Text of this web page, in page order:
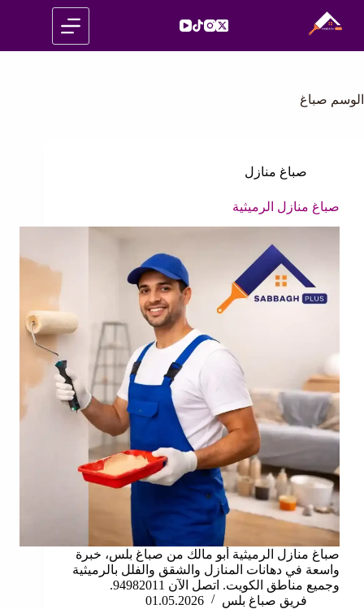
الوسم صباغ
صباغ منازل
صباغ منازل الرميثية
صباغ منازل الرميثية أبو مالك من صباغ بلس، خبرة
واسعة في دهانات المنازل والشقق والفلل بالرميثية
وجميع مناطق الكويت. اتصل الآن 94982011.
فريق صباغ بلس
01.05.2026